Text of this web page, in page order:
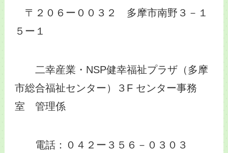
〒２０６ー００３２ 多摩市南野３－１
５ー１
二幸産業・NSP健幸福祉プラザ（多摩
市総合福祉センター）３F センター事務
室 管理係
電話：０４２ー３５６－０３０３